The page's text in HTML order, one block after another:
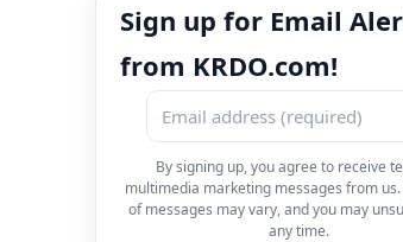
Sign up for Email
from KRDO.com!
By signing up, you agree to receive
multimedia marketing messages from
of messages may vary, and you may
any time.